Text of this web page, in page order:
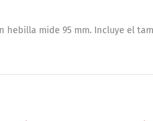
hebilla mide 95 mm. Incluye el